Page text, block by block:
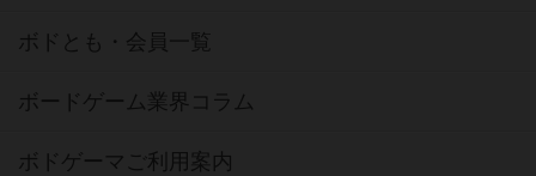
ボドとも・会員一覧
ボードゲーム業界コラム
ボドゲーマご利用案内